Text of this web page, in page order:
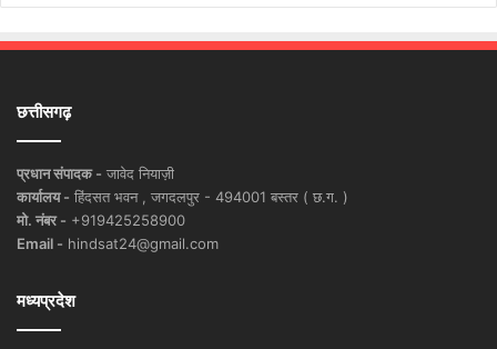
छत्तीसगढ़
प्रधान संपादक - जावेद नियाज़ी
कार्यालय - हिंदसत भवन , जगदलपुर - 494001 बस्तर ( छ.ग. )
मो. नंबर - +919425258900
Email - hindsat24@gmail.com
मध्यप्रदेश